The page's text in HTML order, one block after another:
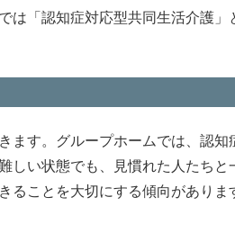
は「認知症対応型共同生活介護」
ます。グループホームでは、認知
しい状態でも、見慣れた人たちと
ることを大切にする傾向がありま